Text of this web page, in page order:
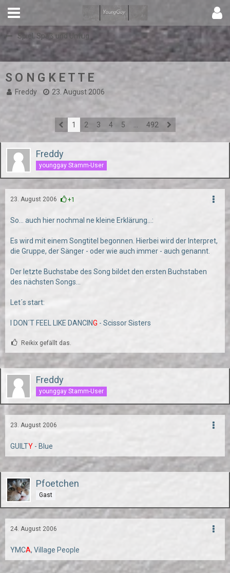
Spiel, Spaß und Unfug
S O N G K E T T E
Freddy 23. August 2006
1 2 3 4 5 492
Freddy
younggay Stamm-User
23. August 2006 +1
So... auch hier nochmal ne kleine Erklärung...:
Es wird mit einem Songtitel begonnen. Hierbei wird der Interpret,
die Gruppe, der Sänger - oder wie auch immer - auch genannt.
Der letzte Buchstabe des Song bildet den ersten Buchstaben
des nächsten Songs...
Let´s start:
I DON´T FEEL LIKE DANCING - Scissor Sisters
Reikix gefällt das.
Freddy
younggay Stamm-User
23. August 2006
GUILTY - Blue
Pfoetchen
Gast
24. August 2006
YMCA, Village People